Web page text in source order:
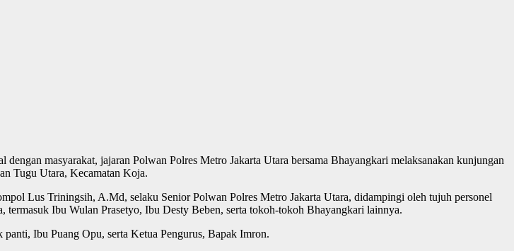
masyarakat, jajaran Polwan Polres Metro Jakarta Utara bersama Bhayangkari melaksanakan kunjungan
Tugu Utara, Kecamatan Koja.
Lus Triningsih, A.Md, selaku Senior Polwan Polres Metro Jakarta Utara, didampingi oleh tujuh personel
Ibu Wulan Prasetyo, Ibu Desty Beben, serta tokoh-tokoh Bhayangkari lainnya.
Ibu Puang Opu, serta Ketua Pengurus, Bapak Imron.